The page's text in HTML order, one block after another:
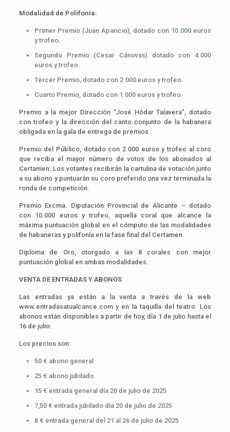
Modalidad de Polifonía:
Primer Premio (Juan Aparicio), dotado con 10.000 euros
y trofeo.
Segundo Premio (Cesar Cánovas) dotado con 4.000
euros y trofeo.
Tercer Premio, dotado con 2.000 euros y trofeo.
Cuarto Premio, dotado con 1.000 euros y trofeo.
Premio a la mejor Dirección “José Hódar Talavera”, dotado
con trofeo y la dirección del canto conjunto de la habanera
obligada en la gala de entrega de premios
Premio del Público, dotado con 2.000 euros y trofeo al coro
que reciba el mayor número de votos de los abonados al
Certamen. Los votantes recibirán la cartulina de votación junto
a su abono y puntuarán su coro preferido una vez terminada la
ronda de competición.
Premio Excma. Diputación Provincial de Alicante – dotado
con 10.000 euros y trofeo, aquella coral que alcance la
máxima puntuación global en el cómputo de las modalidades
de habaneras y polifonía en la fase final del Certamen.
Diploma de Oro, otorgado a las 8 corales con mejor
puntuación global en ambas modalidades.
VENTA DE ENTRADAS Y ABONOS
Las entradas ya están a la venta a través de la web
www.entradasatualcance.com y en la taquilla del teatro. Los
abonos están disponibles a partir de hoy, día 1 de julio hasta el
16 de julio.
Los precios son:
50 € abono general
25 € abono jubilado
15 € entrada general día 20 de julio de 2025
7,50 € entrada jubilado día 20 de julio de 2025
8 € entrada general del 21 al 26 de julio de 2025